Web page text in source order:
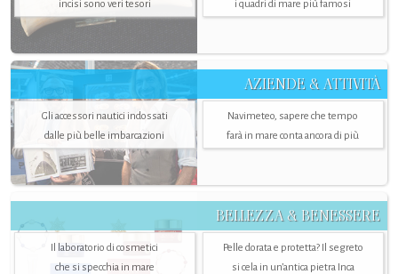
incisi sono veri tesori i quadri di mare più famosi
AZIENDE & ATTIVITÀ
Gli accessori nautici indossati
dalle più belle imbarcazioni
Navimeteo, sapere che tempo
farà in mare conta ancora di più
BELLEZZA & BENESSERE
Il laboratorio di cosmetici
che si specchia in mare
Pelle dorata e protetta? Il segreto
si cela in un’antica pietra Inca